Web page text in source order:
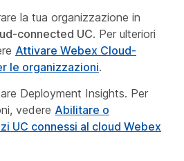
la tua organizzazione in
connected UC. Per ulteriori
Attivare Webex Cloud-
le organizzazioni.
Deployment Insights. Per
vedere Abilitare o
UC connessi al cloud Webex